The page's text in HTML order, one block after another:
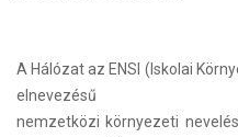
A Hálózat az ENSI (Iskolai
elnevezésű
nemzetközi környezeti